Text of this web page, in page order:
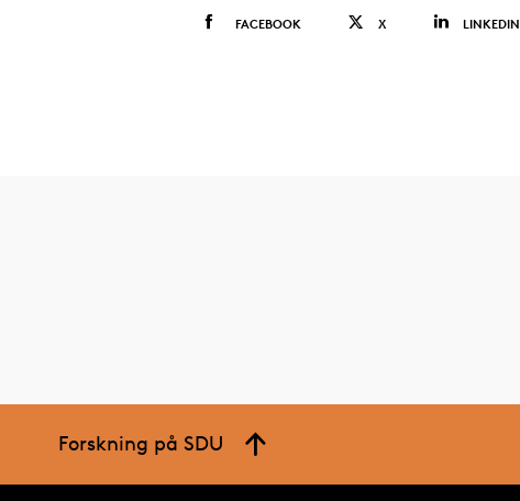
FACEBOOK X LINKEDIN
Forskning på SDU